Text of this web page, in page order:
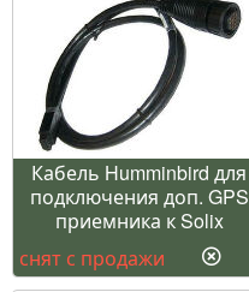
Кабель Humminbird для
подключения доп. GPS
приемника к Solix
снят с продажи